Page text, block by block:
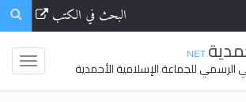
البحث في الكتب
.NET
الرسمي للجماعة الإسلامية الأحمدية